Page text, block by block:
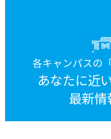
各キャンパスの
あなたに近
最新情